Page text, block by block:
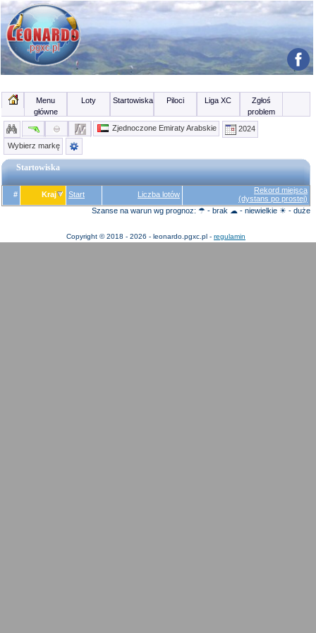
Menu
główne
Loty Startowiska Piloci Liga XC
Zgłoś
problem
Zjednoczone Emiraty Arabskie
2024
Wybierz markę
Startowiska
# Kraj Start Liczba lotów
Rekord miejsca
(dystans po prostej)
Szanse na warun wg prognoz: ☂ - brak ☁ - niewielkie ☀ - duże
Copyright © 2018 - 2026 - leonardo.pgxc.pl - regulamin